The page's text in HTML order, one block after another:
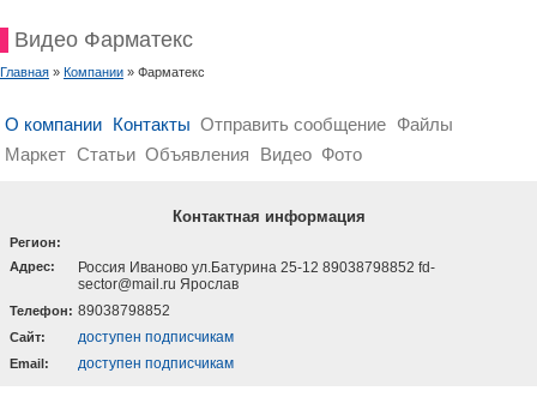
Видео Фарматекс
Главная » Компании » Фарматекс
О компании Контакты Отправить сообщение Файлы
Маркет Статьи Объявления Видео Фото
Контактная информация
Регион:
Адрес:
Россия Иваново ул.Батурина 25-12 89038798852 fd-
sector@mail.ru Ярослав
Телефон: 89038798852
Cайт: доступен подписчикам
Email: доступен подписчикам